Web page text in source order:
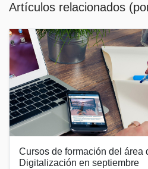
Artículos relacionados
Cursos de formación del área
Digitalización en septiembre